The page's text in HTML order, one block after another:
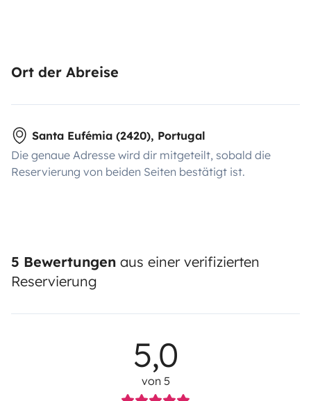
Ort der Abreise
Santa Eufémia (2420), Portugal
Die genaue Adresse wird dir mitgeteilt, sobald die
Reservierung von beiden Seiten bestätigt ist.
5 Bewertungen aus einer verifizierten
Reservierung
5,0
von 5